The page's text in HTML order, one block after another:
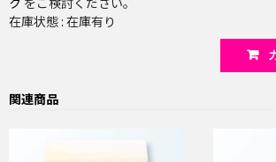
在庫状態 : 在庫有り
関連商品